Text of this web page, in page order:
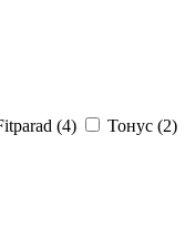
(4) Тонус (2)